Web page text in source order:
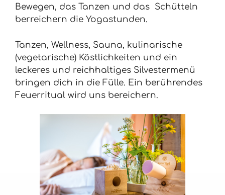
Bewegen, das Tanzen und das Schütteln
berreichern die Yogastunden.
Tanzen, Wellness, Sauna, kulinarische
(vegetarische) Köstlichkeiten und ein
leckeres und reichhaltiges Silvestermenü
bringen dich in die Fülle. Ein berührendes
Feuerritual wird uns bereichern.